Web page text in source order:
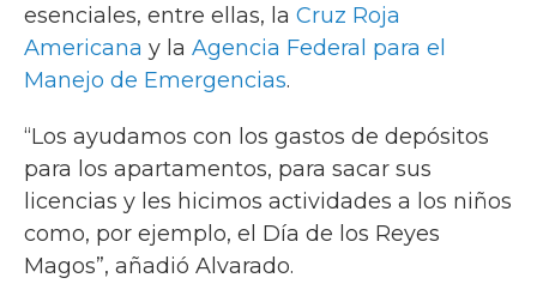
esenciales, entre ellas, la Cruz Roja
Americana y la Agencia Federal para el
Manejo de Emergencias.
“Los ayudamos con los gastos de depósitos
para los apartamentos, para sacar sus
licencias y les hicimos actividades a los niños
como, por ejemplo, el Día de los Reyes
Magos”, añadió Alvarado.